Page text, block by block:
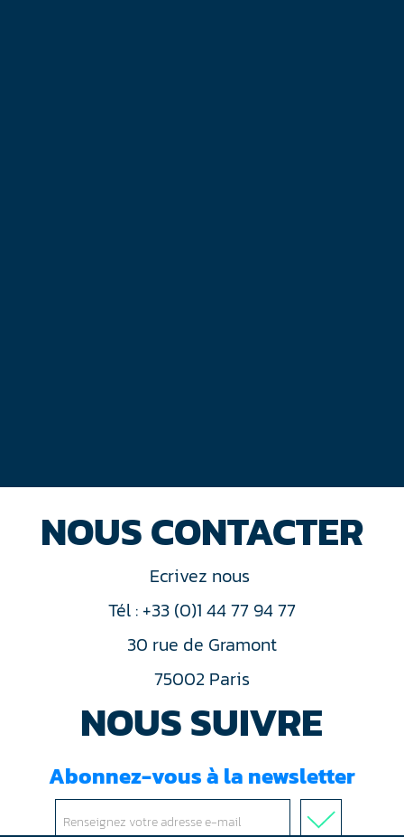
NOUS CONTACTER
Ecrivez nous
Tél : +33 (0)1 44 77 94 77
30 rue de Gramont
75002 Paris
NOUS SUIVRE
Abonnez-vous à la newsletter